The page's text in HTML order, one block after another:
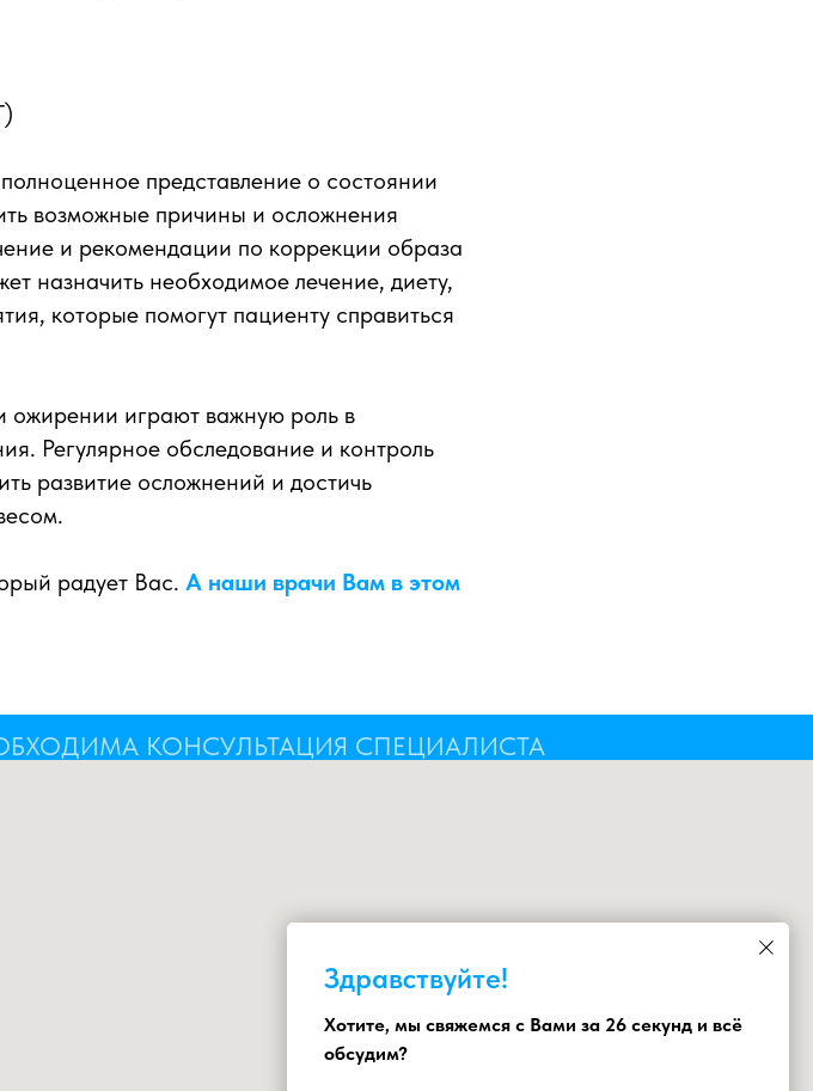
представление о состоянии
возможные причины и осложнения
и рекомендации по коррекции образа
назначить необходимое лечение, диету,
которые помогут пациенту справиться
ожирении играют важную роль в
Регулярное обследование и контроль
развитие осложнений и достичь
радует Вас. А наши врачи Вам в этом
Здравствуйте!
Хотите, мы свяжемся с Вами за 26 секунд и всё
обсудим?
КОНСУЛЬТАЦИЯ СПЕЦИАЛИСТА